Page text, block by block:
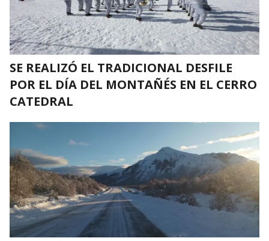
SE REALIZÓ EL TRADICIONAL DESFILE
POR EL DÍA DEL MONTAÑÉS EN EL CERRO
CATEDRAL